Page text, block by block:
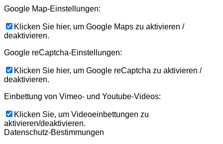
Google Map-Einstellungen:
Klicken Sie hier, um Google Maps zu aktivieren /
deaktivieren.
Google reCaptcha-Einstellungen:
Klicken Sie hier, um Google reCaptcha zu aktivieren /
deaktivieren.
Einbettung von Vimeo- und Youtube-Videos:
Klicken Sie, um Videoeinbettungen zu
aktivieren/deaktivieren.
Datenschutz-Bestimmungen